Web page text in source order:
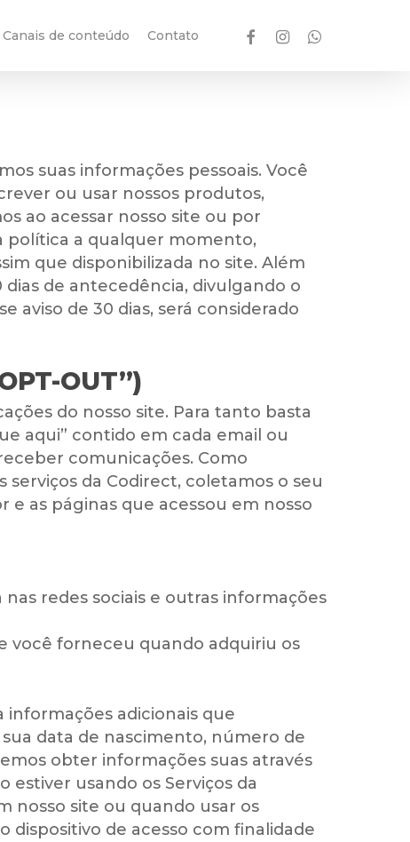
Canais de conteúdo Contato facebookinstagramwhatsapp
suas informações pessoais. Você
ou usar nossos produtos,
ao acessar nosso site ou por
política a qualquer momento,
que disponibilizada no site. Além
dias de antecedência, divulgando o
aviso de 30 dias, será considerado
OUT”)
do nosso site. Para tanto basta
aqui” contido em cada email ou
comunicações. Como
da Codirect, coletamos o seu
e as páginas que acessou em nosso
redes sociais e outras informações
você forneceu quando adquiriu os
adicionais que
data de nascimento, número de
obter informações suas através
usando os Serviços da
nosso site ou quando usar os
de acesso com finalidade